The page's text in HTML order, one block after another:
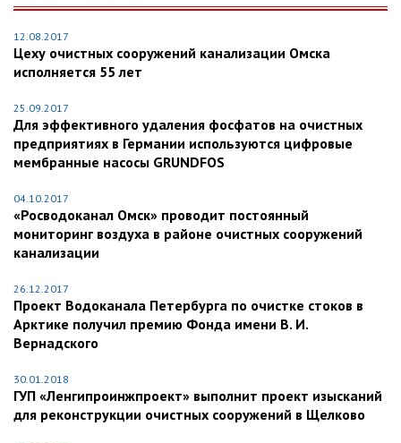
12.08.2017
Цеху очистных сооружений канализации Омска
исполняется 55 лет
25.09.2017
Для эффективного удаления фосфатов на очистных
предприятиях в Германии используются цифровые
мембранные насосы GRUNDFOS
04.10.2017
«Росводоканал Омск» проводит постоянный
мониторинг воздуха в районе очистных сооружений
канализации
26.12.2017
Проект Водоканала Петербурга по очистке стоков в
Арктике получил премию Фонда имени В. И.
Вернадского
30.01.2018
ГУП «Ленгипроинжпроект» выполнит проект изысканий
для реконструкции очистных сооружений в Щелково